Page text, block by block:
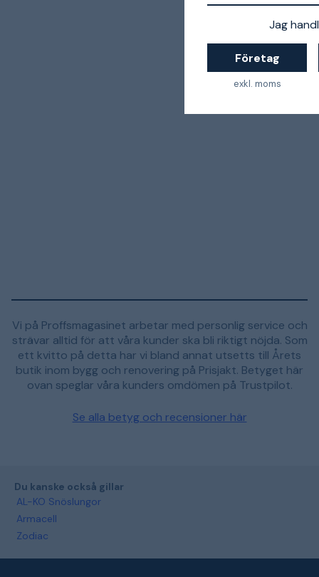
Jag
Företag
exkl. moms
Vi på Proffsmagasinet arbetar med personlig service och
strävar alltid för att våra kunder ska bli riktigt nöjda. Som
ett kvitto på detta har vi bland annat utsetts till Årets
butik inom bygg och renovering på Prisjakt. Betyget här
ovan speglar våra kunders omdömen på Trustpilot.
Se alla betyg och recensioner här
Du kanske också gillar
AL-KO Snöslungor
Armacell
Zodiac